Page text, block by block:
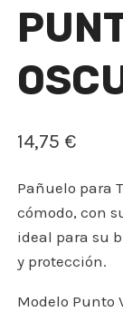
14,75 €
Pañuelo para
cómodo, con
ideal para su
y protección.
Modelo Punto